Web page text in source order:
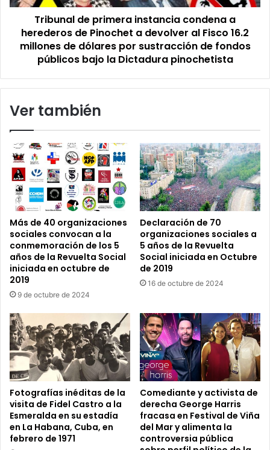
Pinochet
devolver
millones
dólares
sustracción
de
fondos
públicos
bajo
Dictadura
pinochetista
Tribunal de primera instancia condena a
herederos de Pinochet a devolver al Fisco 16.2
millones de dólares por sustracción de fondos
públicos bajo la Dictadura pinochetista
Ver también
Más de 40 organizaciones
sociales convocan a la
conmemoración de los 5
años de la Revuelta Social
iniciada en octubre de
2019
9 de octubre de 2024
Declaración de 70
organizaciones sociales a
5 años de la Revuelta
Social iniciada en Octubre
de 2019
16 de octubre de 2024
Fotografías inéditas de la
visita de Fidel Castro a la
Esmeralda en su estadía
en La Habana, Cuba, en
febrero de 1971
Comediante y activista de
derecha George Harris
fracasa en Festival de Viña
del Mar y alimenta la
controversia pública